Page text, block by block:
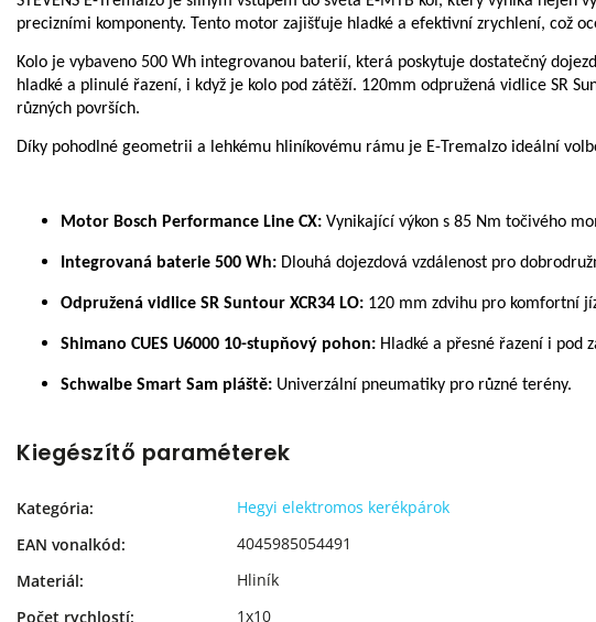
precizními komponenty. Tento motor zajišťuje hladké a efektivní zrychlení, což
Kolo je vybaveno 500 Wh integrovanou baterií, která poskytuje dostatečný
hladké a plinulé řazení, i když je kolo pod zátěží. 120mm odpružená vidlice SR
různých površích.
Díky pohodlné geometrii a lehkému hliníkovému rámu je E-Tremalzo ideální
Motor Bosch Performance Line CX: Vynikající výkon s 85 Nm točivého
Integrovaná baterie 500 Wh: Dlouhá dojezdová vzdálenost pro
Odpružená vidlice SR Suntour XCR34 LO: 120 mm zdvihu pro komfortní
Shimano CUES U6000 10-stupňový pohon: Hladké a přesné řazení i pod
Schwalbe Smart Sam pláště: Univerzální pneumatiky pro různé terény.
Kiegészítő paraméterek
Kategória:
Hegyi elektromos kerékpárok
EAN vonalkód:
4045985054491
Materiál:
Hliník
Počet rychlostí:
1x10